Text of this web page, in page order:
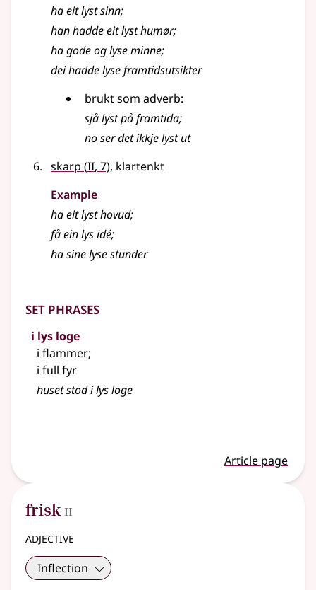
ha eitlystsinn;
han hadde eitlysthumør;
ha gode oglyseminne;
dei hadde lyse framtidsutsikter
brukt som adverb:
sjålystpå framtida;
no ser det ikkjelystut
skarp (2
II, 7), klartenkt
Example
ha eitlysthovud;
få einlysidé;
ha sinelysestunder
Set phrases
i lys loge
i flammer;
i full fyr
huset stod i lys loge
Article page
frisk 2
II
adjective
Inflection